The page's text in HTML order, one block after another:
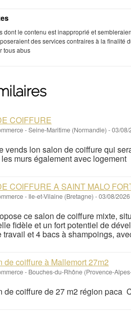
dont le contenu est inapproprié et
des services contraires à la finalité
tous abus
COIFFURE
-Seine-Maritime (Normandie) -03/08/
vends lon salon de coiffure qui
murs également avec logement
COIFFURE A SAINT MALO
- Ile-et-Vilaine (Bretagne) -03/08/2026
ce salon de coiffure mixte,
fidèle et un fort potentiel de
travail et 4 bacs à shampoings,
de coiffure à Mallemort 27m2
- Bouches-du-Rhône (Provence-
de coiffure de 27 m2 région paca